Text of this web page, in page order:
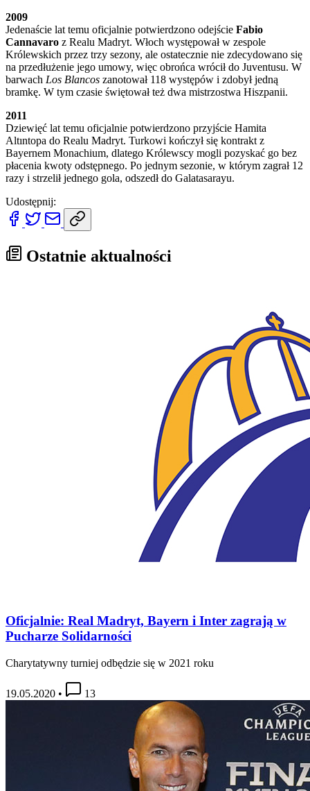
2009
Jedenaście lat temu oficjalnie potwierdzono odejście Fabio
Cannavaro z Realu Madryt. Włoch występował w zespole
Królewskich przez trzy sezony, ale ostatecznie nie zdecydowano się
na przedłużenie jego umowy, więc obrońca wrócił do Juventusu. W
barwach Los Blancos zanotował 118 występów i zdobył jedną
bramkę. W tym czasie świętował też dwa mistrzostwa Hiszpanii.
2011
Dziewięć lat temu oficjalnie potwierdzono przyjście Hamita
Altıntopa do Realu Madryt. Turkowi kończył się kontrakt z
Bayernem Monachium, dlatego Królewscy mogli pozyskać go bez
płacenia kwoty odstępnego. Po jednym sezonie, w którym zagrał 12
razy i strzelił jednego gola, odszedł do Galatasarayu.
Udostępnij:
Ostatnie aktualności
Oficjalnie: Real Madryt, Bayern i Inter zagrają w
Pucharze Solidarności
Charytatywny turniej odbędzie się w 2021 roku
19.05.2020 • 13